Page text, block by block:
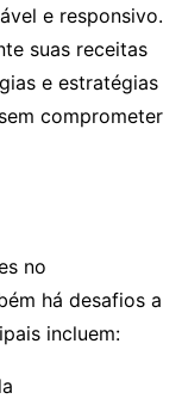
e responsivo.
suas receitas
e estratégias
comprometer
no
há desafios a
incluem: